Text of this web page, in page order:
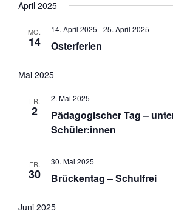
April 2025
MO.
14
14. April 2025 -25. April 2025
Osterferien
Mai 2025
FR.
2
2. Mai 2025
Pädagogischer Tag –
Schüler:innen
FR.
30
30. Mai 2025
Brückentag – Schulfrei
Juni 2025